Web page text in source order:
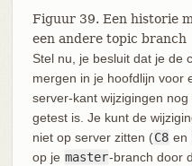
Figuur 39. Een historie
een andere topic branch
Stel nu, je besluit dat je de
mergen in je hoofdlijn voor
server-kant wijzigingen
getest is. Je kunt de
niet op server zitten (C8 en
op je master-branch door